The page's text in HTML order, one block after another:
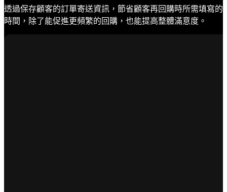
透過保存顧客的訂單寄送資訊，節省顧客再回購時所需填寫的
時間，除了能促進更頻繁的回購，也能提高整體滿意度。